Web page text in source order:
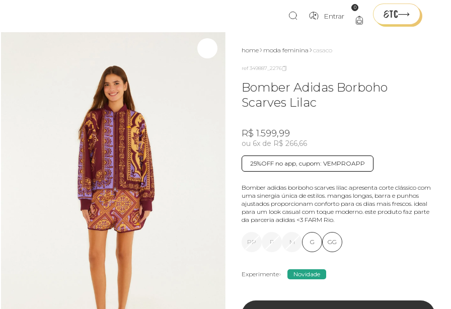
Entrar
0
Experimente home moda feminina casaco
ref 349887_2276
Bomber Adidas Borboho
Scarves Lilac
R$ 1.599,99
ou 6x de R$ 266,66
25%OFF no app, cupom: VEMPROAPP
bomber adidas borboho scarves lilac apresenta corte clássico com
uma sinergia única de estilos. mangas longas, barra e punhos
ajustados proporcionam conforto para os dias mais frescos. ideal
para um look casual com toque moderno. este produto faz parte
da parceria adidas <3 FARM Rio.
PP P M G GG
Experimente Novidade